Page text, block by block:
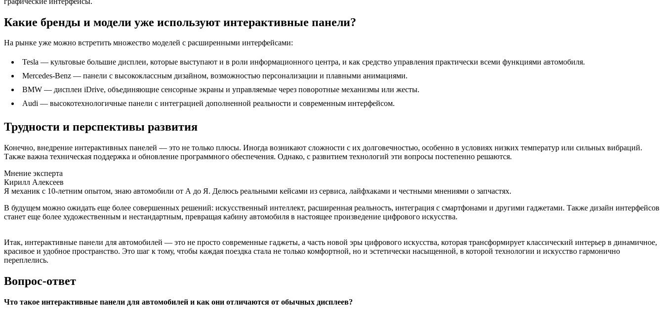
Какие бренды и модели уже используют интерактивные панели?
На рынке уже можно встретить множество моделей с расширенными интерфейсами:
Tesla — культовые большие дисплеи, которые выступают и в роли информационного центра, и как средство управления практически всеми функциями автомобиля.
Mercedes-Benz — панели с высококлассным дизайном, возможностью персонализации и плавными анимациями.
BMW — дисплеи iDrive, объединяющие сенсорные экраны и управляемые через поворотные механизмы или жесты.
Audi — высокотехнологичные панели с интеграцией дополненной реальности и современным интерфейсом.
Трудности и перспективы развития
Конечно, внедрение интерактивных панелей — это не только плюсы. Иногда возникают сложности с их долговечностью, особенно в условиях низких температур или сильных вибраций.
Также важна техническая поддержка и обновление программного обеспечения. Однако, с развитием технологий эти вопросы постепенно решаются.
Мнение эксперта
Кирилл Алексеев
Я механик с 10-летним опытом, знаю автомобили от А до Я. Делюсь реальными кейсами из сервиса, лайфхаками и честными мнениями о запчастях.
В будущем можно ожидать еще более совершенных решений: искусственный интеллект, расширенная реальность, интеграция с смартфонами и другими гаджетами. Также дизайн интерфейсов
станет еще более художественным и нестандартным, превращая кабину автомобиля в настоящее произведение цифрового искусства.
Итак, интерактивные панели для автомобилей — это не просто современные гаджеты, а часть новой эры цифрового искусства, которая трансформирует классический интерьер в динамичное,
красивое и удобное пространство. Это шаг к тому, чтобы каждая поездка стала не только комфортной, но и эстетически насыщенной, в которой технологии и искусство гармонично
переплелись.
Вопрос-ответ
Что такое интерактивные панели для автомобилей и как они отличаются от обычных дисплеев?